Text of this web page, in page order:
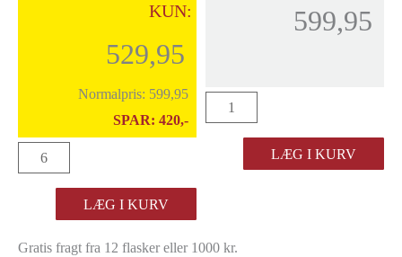
KUN:
529,95
Normalpris: 599,95
SPAR: 420,-
Roots
LÆG I KURV
599,95
Roots
LÆG I KURV
Gratis fragt fra 12 flasker eller 1000 kr.